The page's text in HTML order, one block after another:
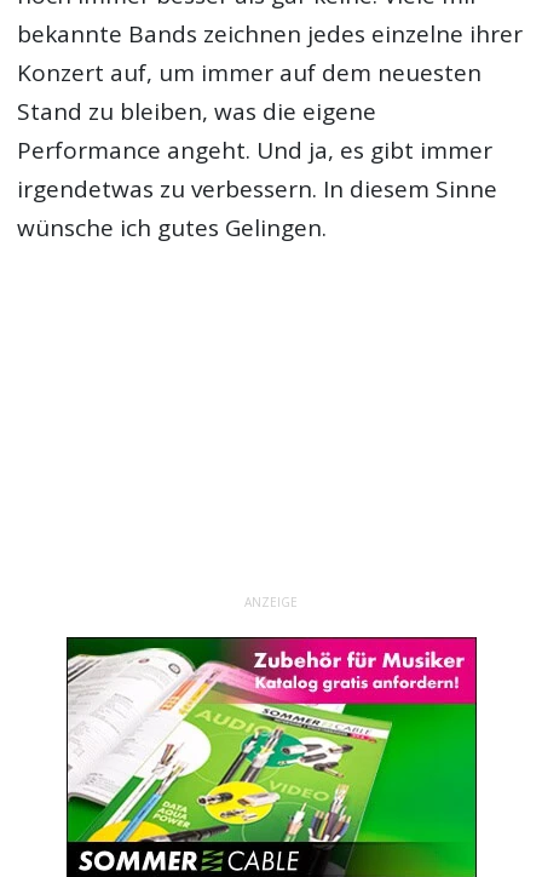
bekannte Bands zeichnen jedes einzelne ihrer
Konzert auf, um immer auf dem neuesten
Stand zu bleiben, was die eigene
Performance angeht. Und ja, es gibt immer
irgendetwas zu verbessern. In diesem Sinne
wünsche ich gutes Gelingen.
ANZEIGE